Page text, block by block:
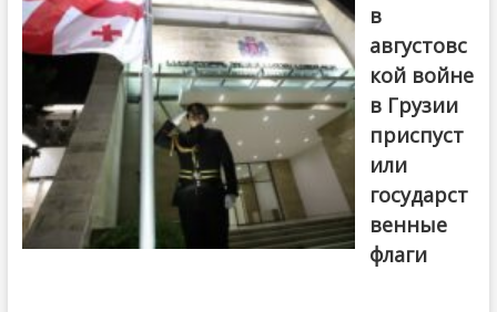
в
августовс
кой войне
в Грузии
приспуст
или
государст
венные
флаги